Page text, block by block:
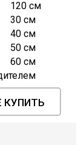
120 см
30 см
40 см
50 см
60 см
КУПИТЬ